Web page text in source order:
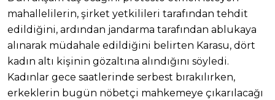
mahallelilerin, şirket yetkilileri tarafından tehdit
edildiğini, ardından jandarma tarafından ablukaya
alınarak müdahale edildiğini belirten Karasu, dört
kadın altı kişinin gözaltına alındığını söyledi.
Kadınlar gece saatlerinde serbest bırakılırken,
erkeklerin bugün nöbetçi mahkemeye çıkarılacağı